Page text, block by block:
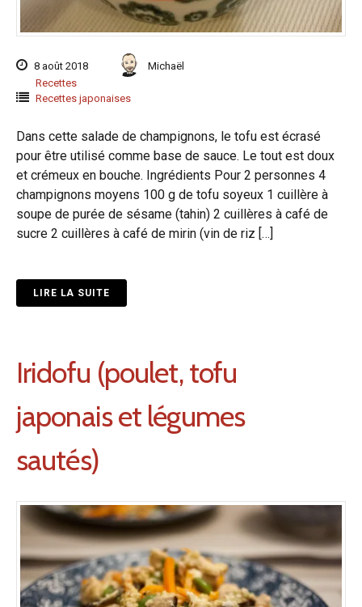
8 août 2018
Michaël
Recettes
Recettes japonaises
Dans cette salade de champignons, le tofu est écrasé
pour être utilisé comme base de sauce. Le tout est doux
et crémeux en bouche. Ingrédients Pour 2 personnes 4
champignons moyens 100 g de tofu soyeux 1 cuillère à
soupe de purée de sésame (tahin) 2 cuillères à café de
sucre 2 cuillères à café de mirin (vin de riz […]
LIRE LA SUITE
Iridofu (poulet, tofu
japonais et légumes
sautés)